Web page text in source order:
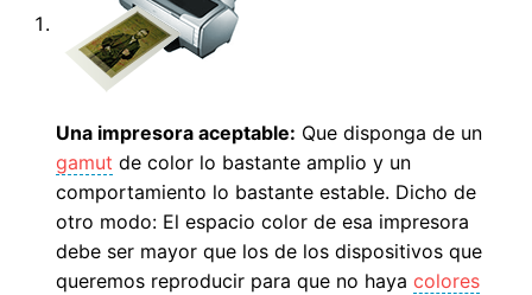
Una impresora aceptable: Que disponga de un
gamut de color lo bastante amplio y un
comportamiento lo bastante estable. Dicho de
otro modo: El espacio color de esa impresora
debe ser mayor que los de los dispositivos que
queremos reproducir para que no haya colores